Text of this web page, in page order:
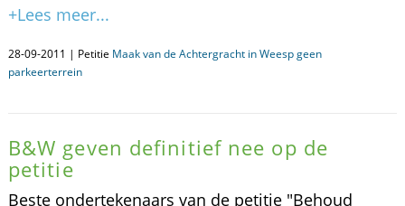
+Lees meer...
28-09-2011 | Petitie Maak van de Achtergracht in Weesp geen
parkeerterrein
B&W geven definitief nee op de
petitie
Beste ondertekenaars van de petitie "Behoud